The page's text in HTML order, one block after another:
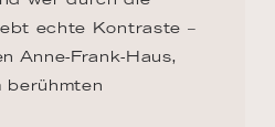
echte Kontraste –
Anne-Frank-Haus,
berühmten